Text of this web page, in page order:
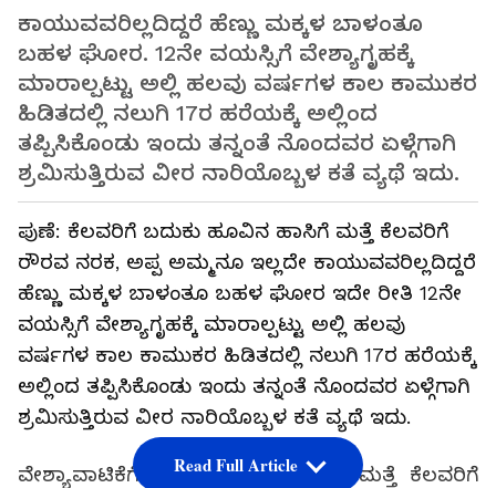
ಕಾಯುವವರಿಲ್ಲದಿದ್ದರೆ ಹೆಣ್ಣು ಮಕ್ಕಳ ಬಾಳಂತೂ
ಬಹಳ ಘೋರ. 12ನೇ ವಯಸ್ಸಿಗೆ ವೇಶ್ಯಾಗೃಹಕ್ಕೆ
ಮಾರಾಲ್ಪಟ್ಟು ಅಲ್ಲಿ ಹಲವು ವರ್ಷಗಳ ಕಾಲ ಕಾಮುಕರ
ಹಿಡಿತದಲ್ಲಿ ನಲುಗಿ 17ರ ಹರೆಯಕ್ಕೆ ಅಲ್ಲಿಂದ
ತಪ್ಪಿಸಿಕೊಂಡು ಇಂದು ತನ್ನಂತೆ ನೊಂದವರ ಏಳ್ಗೆಗಾಗಿ
ಶ್ರಮಿಸುತ್ತಿರುವ ವೀರ ನಾರಿಯೊಬ್ಬಳ ಕತೆ ವ್ಯಥೆ ಇದು.
ಪುಣೆ: ಕೆಲವರಿಗೆ ಬದುಕು ಹೂವಿನ ಹಾಸಿಗೆ ಮತ್ತೆ ಕೆಲವರಿಗೆ
ರೌರವ ನರಕ, ಅಪ್ಪ ಅಮ್ಮನೂ ಇಲ್ಲದೇ ಕಾಯುವವರಿಲ್ಲದಿದ್ದರೆ
ಹೆಣ್ಣು ಮಕ್ಕಳ ಬಾಳಂತೂ ಬಹಳ ಘೋರ ಇದೇ ರೀತಿ 12ನೇ
ವಯಸ್ಸಿಗೆ ವೇಶ್ಯಾಗೃಹಕ್ಕೆ ಮಾರಾಲ್ಪಟ್ಟು ಅಲ್ಲಿ ಹಲವು
ವರ್ಷಗಳ ಕಾಲ ಕಾಮುಕರ ಹಿಡಿತದಲ್ಲಿ ನಲುಗಿ 17ರ ಹರೆಯಕ್ಕೆ
ಅಲ್ಲಿಂದ ತಪ್ಪಿಸಿಕೊಂಡು ಇಂದು ತನ್ನಂತೆ ನೊಂದವರ ಏಳ್ಗೆಗಾಗಿ
ಶ್ರಮಿಸುತ್ತಿರುವ ವೀರ ನಾರಿಯೊಬ್ಬಳ ಕತೆ ವ್ಯಥೆ ಇದು.
ವೇಶ್ಯಾವಾಟಿಕೆಗೆ ಕೆಲವರು ಬೇಕೆಂದೇ ಇಳಿದರೆ ಮತ್ತೆ ಕೆಲವರಿಗೆ
Read Full Article